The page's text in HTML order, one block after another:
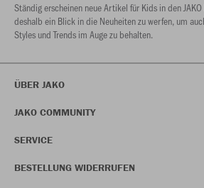
Ständig erscheinen neue Artikel für Kids in den
deshalb ein Blick in die Neuheiten zu werfen, um
Styles und Trends im Auge zu behalten.
ÜBER JAKO
JAKO COMMUNITY
SERVICE
BESTELLUNG WIDERRUFEN